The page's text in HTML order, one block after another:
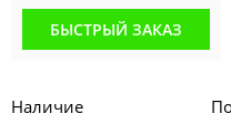
БЫСТРЫЙ ЗАКАЗ
Наличие